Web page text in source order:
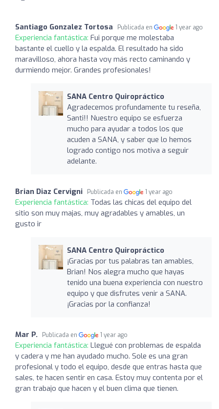
Santiago Gonzalez Tortosa Publicada en 1 year ago
Experiencia fantástica: Fui porque me molestaba
bastante el cuello y la espalda. El resultado ha sido
maravilloso, ahora hasta voy más recto caminando y
durmiendo mejor. Grandes profesionales!
SANA Centro Quiropráctico
Agradecemos profundamente tu reseña,
Santi!! Nuestro equipo se esfuerza
mucho para ayudar a todos los que
acuden a SANA, y saber que lo hemos
logrado contigo nos motiva a seguir
adelante.
Brian Diaz Cervigni Publicada en 1 year ago
Experiencia fantástica: Todas las chicas del equipo del
sitio son muy majas, muy agradables y amables, un
gusto ir
SANA Centro Quiropráctico
¡Gracias por tus palabras tan amables,
Brian! Nos alegra mucho que hayas
tenido una buena experiencia con nuestro
equipo y que disfrutes venir a SANA.
¡Gracias por la confianza!
Mar P. Publicada en 1 year ago
Experiencia fantástica: Llegué con problemas de espalda
y cadera y me han ayudado mucho. Sole es una gran
profesional y todo el equipo, desde que entras hasta que
sales, te hacen sentir en casa. Estoy muy contenta por el
gran trabajo que hacen y el buen clima que tienen.